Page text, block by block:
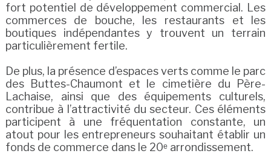
fort potentiel de développement commercial. Les
commerces de bouche, les restaurants et les
boutiques indépendantes y trouvent un terrain
particulièrement fertile.
De plus, la présence d’espaces verts comme le parc
des Buttes-Chaumont et le cimetière du Père-
Lachaise, ainsi que des équipements culturels,
contribue à l’attractivité du secteur. Ces éléments
participent à une fréquentation constante, un
atout pour les entrepreneurs souhaitant établir un
fonds de commerce dans le 20ᵉ arrondissement.